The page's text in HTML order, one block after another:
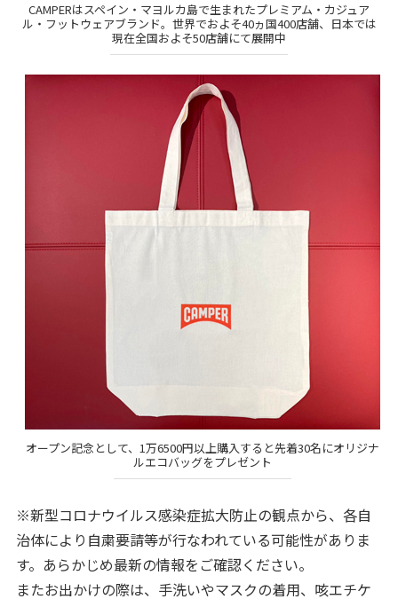
CAMPERはスペイン・マヨルカ島で生まれたプレミアム・カジュア
ル・フットウェアブランド。世界でおよそ40ヵ国400店舗、日本では
現在全国およそ50店舗にて展開中
オープン記念として、1万6500円以上購入すると先着30名にオリジナ
ルエコバッグをプレゼント
※新型コロナウイルス感染症拡大防止の観点から、各自
治体により自粛要請等が行なわれている可能性がありま
す。あらかじめ最新の情報をご確認ください。
またお出かけの際は、手洗いやマスクの着用、咳エチケ